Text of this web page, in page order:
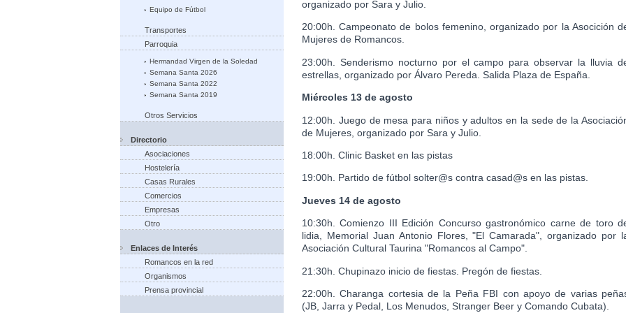
Equipo de Fútbol
Transportes
Parroquia
Hermandad Virgen de la Soledad
Semana Santa 2026
Semana Santa 2022
Semana Santa 2019
Otros Servicios
Directorio
Asociaciones
Hostelería
Casas Rurales
Comercios
Empresas
Otro
Enlaces de Interés
Romancos en la red
Organismos
Prensa provincial
organizado por Sara y Julio.
20:00h. Campeonato de bolos femenino, organizado por la Asocición
Mujeres de Romancos.
23:00h. Senderismo nocturno por el campo para observar la lluvia
estrellas, organizado por Álvaro Pereda. Salida Plaza de España.
Miércoles 13 de agosto
12:00h. Juego de mesa para niños y adultos en la sede de la
de Mujeres, organizado por Sara y Julio.
18:00h. Clinic Basket en las pistas
19:00h. Partido de fútbol solter@s contra casad@s en las pistas.
Jueves 14 de agosto
10:30h. Comienzo III Edición Concurso gastronómico carne de toro
lidia, Memorial Juan Antonio Flores, "El Camarada", organizado por
Asociación Cultural Taurina "Romancos al Campo".
21:30h. Chupinazo inicio de fiestas. Pregón de fiestas.
22:00h. Charanga cortesia de la Peña FBI con apoyo de varias
(JB, Jarra y Pedal, Los Menudos, Stranger Beer y Comando Cubata).